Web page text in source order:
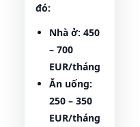
đó:
Nhà ở: 450
– 700
EUR/tháng
Ăn uống:
250 – 350
EUR/tháng